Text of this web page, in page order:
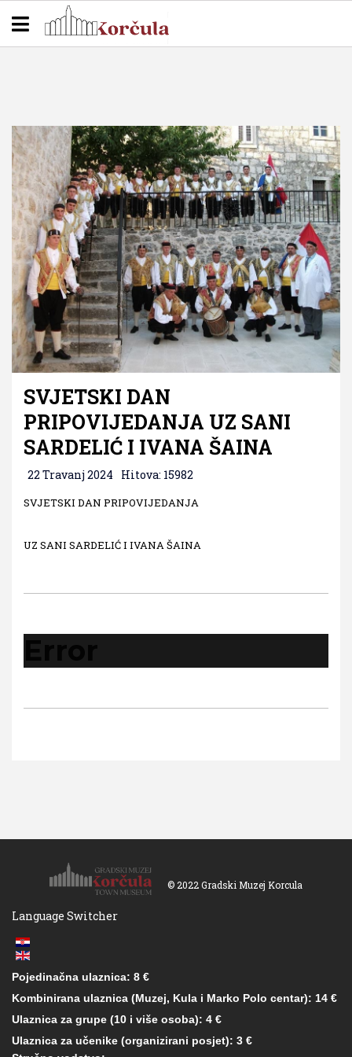
SVJETSKI DAN
PRIPOVIJEDANJA UZ SANI
SARDELIĆ I IVANA ŠAINA
22 Travanj 2024 Hitova: 15982
SVJETSKI DAN PRIPOVIJEDANJA
UZ SANI SARDELIĆ I IVANA ŠAINA
© 2022 Gradski Muzej Korcula
Language Switcher
Pojedinačna ulaznica: 8 €
Kombinirana ulaznica (Muzej, Kula i Marko Polo centar): 14 €
Ulaznica za grupe (10 i više osoba): 4 €
Ulaznica za učenike (organizirani posjet): 3 €